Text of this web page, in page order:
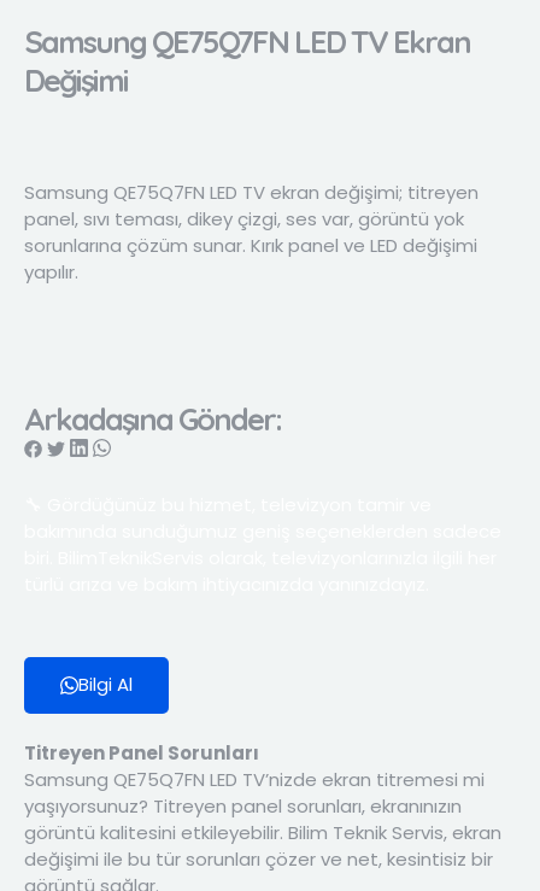
Samsung QE75Q7FN LED TV Ekran
Değişimi
Samsung QE75Q7FN LED TV ekran değişimi; titreyen
panel, sıvı teması, dikey çizgi, ses var, görüntü yok
sorunlarına çözüm sunar. Kırık panel ve LED değişimi
yapılır.
Arkadaşına Gönder:
Bilgi Al
Titreyen Panel Sorunları
Samsung QE75Q7FN LED TV’nizde ekran titremesi mi
yaşıyorsunuz? Titreyen panel sorunları, ekranınızın
görüntü kalitesini etkileyebilir. Bilim Teknik Servis, ekran
değişimi ile bu tür sorunları çözer ve net, kesintisiz bir
görüntü sağlar.